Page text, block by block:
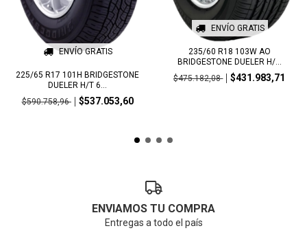
ENVÍO GRATIS
225/65 R17 101H BRIDGESTONE
DUELER H/T 6...
$590.758,96
$537.053,60
ENVÍO GRATIS
235/60 R18 103W AO
BRIDGESTONE DUELER H/...
$475.182,08
$431.983,71
ENVIAMOS TU COMPRA
Entregas a todo el país